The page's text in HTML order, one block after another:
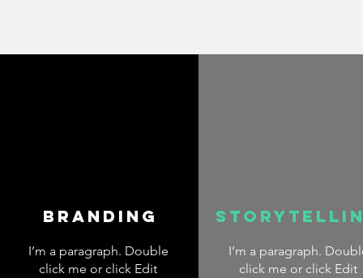
Branding
I’m a paragraph. Double
click me or click Edit
I’m a paragraph.
click me or click Edit